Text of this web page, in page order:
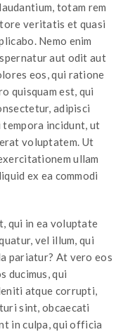
totam rem
veritatis et quasi
Nemo enim
aut odit aut
eos, qui ratione
quisquam est, qui
adipisci
tempora incidunt, ut
voluptatem. Ut
ullam
ex ea commodi
qui in ea voluptate
vel illum, qui
pariatur? At vero eos
ducimus, qui
atque corrupti,
sint, obcaecati
in culpa, qui officia